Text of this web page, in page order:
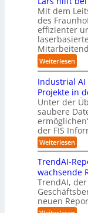
a
u
m
a
t
i
s
i
e
r
u
n
g
s
l
ö
s
u
n
g
e
n
t
d
e
r
I
n
d
u
s
t
r
i
e
a
u
t
o
m
a
t
i
I
n
d
u
s
t
r
a
l
u
s
i
n
s
s
E
c
o
m
a
t
i
o
n
.
O
r
g
w
ä
c
h
s
t
w
e
i
t
e
d
i
e
z
e
g
t
M
i
s
s
t
r
a
u
e
n
g
e
g
Mit dem
des
effizienter
Weiterlesen:
L
a
r
s
h
i
l
f
t
b
e
i
d
e
r
Industrial AI
Projekte in
Unter der
saubere
der FIS
Weiterlesen:
I
n
d
u
s
t
r
i
TrendAI-
wachsende
TrendAI,
neuen